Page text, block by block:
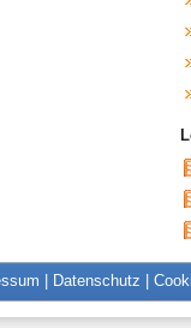
Datenschutz